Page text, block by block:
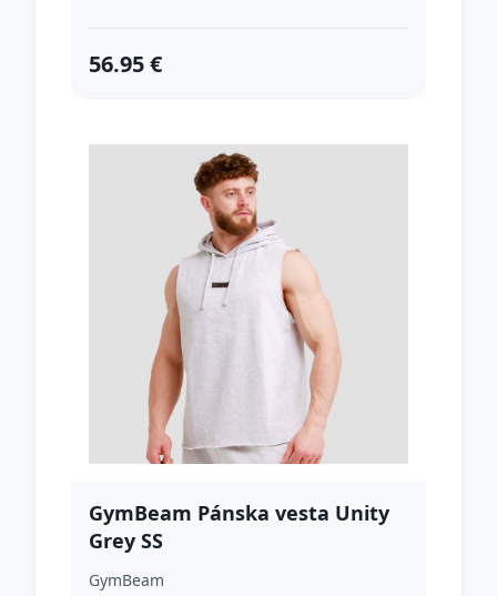
56.95 €
GymBeam Pánska vesta Unity
Grey SS
GymBeam